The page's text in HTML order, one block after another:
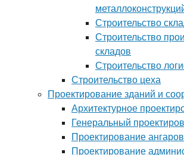
Строительство
Строительство
складов
Строительство
Строительство цеха
Проектирование зданий и
Архитектурное
Генеральный
Проектирование ангаров
Проектирование